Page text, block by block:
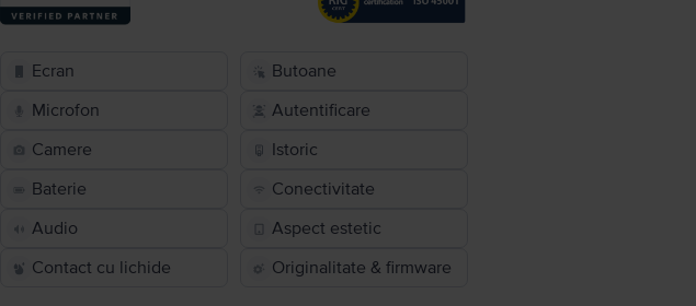
Ecran
Butoane
Microfon
Autentificare
Camere
Istoric
Baterie
Conectivitate
Audio
Aspect estetic
Contact cu lichide
Originalitate & firmware